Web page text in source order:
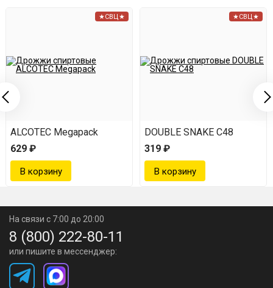
★СВЦ★
ALCOTEC Megapack
629 ₽
★СВЦ★
DOUBLE SNAKE C48
319 ₽
На связи с 7:00 до 20:00
8 (800) 222-80-11
или пишите в мессенджер: